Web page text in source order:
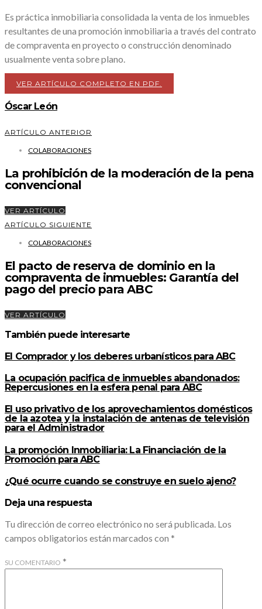
Es práctica inmobiliaria consolidada la venta de los inmuebles
resultantes de una promoción inmobiliaria a través del contrato
de compraventa en proyecto o construcción denominado
usualmente venta sobre plano.
VER ARTÍCULO COMPLETO EN PDF.
Óscar León
ARTÍCULO ANTERIOR
COLABORACIONES
La prohibición de la moderación de la pena
convencional
VER ARTÍCULO
ARTÍCULO SIGUIENTE
COLABORACIONES
El pacto de reserva de dominio en la
compraventa de inmuebles: Garantía del
pago del precio para ABC
VER ARTÍCULO
También puede interesarte
El Comprador y los deberes urbanísticos para ABC
La ocupación pacifica de inmuebles abandonados:
Repercusiones en la esfera penal para ABC
El uso privativo de los aprovechamientos domésticos
de la azotea y la instalación de antenas de televisión
para el Administrador
La promoción Inmobiliaria: La Financiación de la
Promoción para ABC
¿Qué ocurre cuando se construye en suelo ajeno?
Deja una respuesta
Tu dirección de correo electrónico no será publicada. Los
campos obligatorios están marcados con *
SU COMENTARIO *